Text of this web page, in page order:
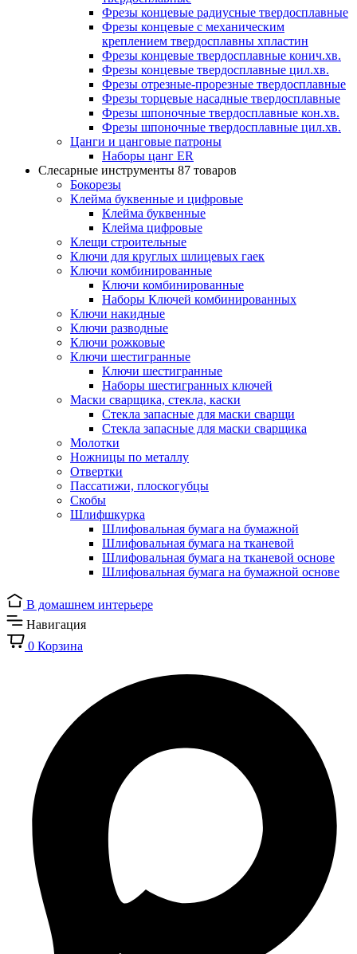
Фрезы концевые радиусные твердосплавные
Фрезы концевые с механическим
креплением твердосплавны хпластин
Фрезы концевые твердосплавные конич.хв.
Фрезы концевые твердосплавные цил.хв.
Фрезы отрезные-прорезные твердосплавные
Фрезы торцевые насадные твердосплавные
Фрезы шпоночные твердосплавные кон.хв.
Фрезы шпоночные твердосплавные цил.хв.
Цанги и цанговые патроны
Наборы цанг ER
Слесарные инструменты 87 товаров
Бокорезы
Клейма буквенные и цифровые
Клейма буквенные
Клейма цифровые
Клещи строительные
Ключи для круглых шлицевых гаек
Ключи комбинированные
Ключи комбинированные
Наборы Ключей комбинированных
Ключи накидные
Ключи разводные
Ключи рожковые
Ключи шестигранные
Ключи шестигранные
Наборы шестигранных ключей
Маски сварщика, стекла, каски
Стекла запасные для маски сварщи
Стекла запасные для маски сварщика
Молотки
Ножницы по металлу
Отвертки
Пассатижи, плоскогубцы
Скобы
Шлифшкурка
Шлифовальная бумага на бумажной
Шлифовальная бумага на тканевой
Шлифовальная бумага на тканевой основе
Шлифовальная бумага на бумажной основе
В домашнем интерьере
Навигация
0 Корзина